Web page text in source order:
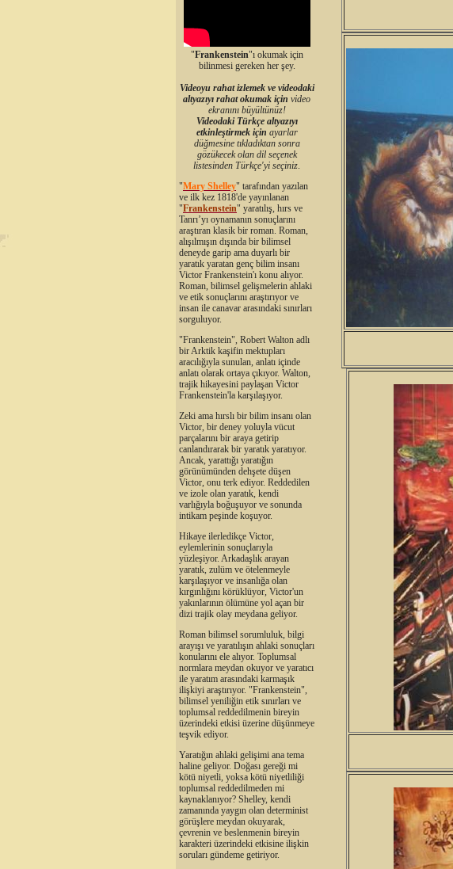
"Frankenstein"ı okumak için
bilinmesi gereken her şey.
Videoyu rahat izlemek ve videodaki
altyazıyı rahat okumak için video
ekranını büyültünüz!
Videodaki Türkçe altyazıyı
etkinleştirmek için ayarlar
düğmesine tıkladıktan sonra
gözükecek olan dil seçenek
listesinden Türkçe'yi seçiniz.
"Mary Shelley" tarafından yazılan
ve ilk kez 1818'de yayınlanan
"Frankenstein" yaratılış, hırs ve
Tanrı’yı oynamanın sonuçlarını
araştıran klasik bir roman. Roman,
alışılmışın dışında bir bilimsel
deneyde garip ama duyarlı bir
yaratık yaratan genç bilim insanı
Victor Frankenstein'ı konu alıyor.
Roman, bilimsel gelişmelerin ahlaki
ve etik sonuçlarını araştırıyor ve
insan ile canavar arasındaki sınırları
sorguluyor.
"Frankenstein", Robert Walton adlı
bir Arktik kaşifin mektupları
aracılığıyla sunulan, anlatı içinde
anlatı olarak ortaya çıkıyor. Walton,
trajik hikayesini paylaşan Victor
Frankenstein'la karşılaşıyor.
Zeki ama hırslı bir bilim insanı olan
Victor, bir deney yoluyla vücut
parçalarını bir araya getirip
canlandırarak bir yaratık yaratıyor.
Ancak, yarattığı yaratığın
görünümünden dehşete düşen
Victor, onu terk ediyor. Reddedilen
ve izole olan yaratık, kendi
varlığıyla boğuşuyor ve sonunda
intikam peşinde koşuyor.
Hikaye ilerledikçe Victor,
eylemlerinin sonuçlarıyla
yüzleşiyor. Arkadaşlık arayan
yaratık, zulüm ve ötelenmeyle
karşılaşıyor ve insanlığa olan
kırgınlığını körüklüyor, Victor'un
yakınlarının ölümüne yol açan bir
dizi trajik olay meydana geliyor.
Roman bilimsel sorumluluk, bilgi
arayışı ve yaratılışın ahlaki sonuçları
konularını ele alıyor. Toplumsal
normlara meydan okuyor ve yaratıcı
ile yaratım arasındaki karmaşık
ilişkiyi araştırıyor. "Frankenstein",
bilimsel yeniliğin etik sınırları ve
toplumsal reddedilmenin bireyin
üzerindeki etkisi üzerine düşünmeye
teşvik ediyor.
Yaratığın ahlaki gelişimi ana tema
haline geliyor. Doğası gereği mi
kötü niyetli, yoksa kötü niyetliliği
toplumsal reddedilmeden mi
kaynaklanıyor? Shelley, kendi
zamanında yaygın olan determinist
görüşlere meydan okuyarak,
çevrenin ve beslenmenin bireyin
karakteri üzerindeki etkisine ilişkin
soruları gündeme getiriyor.